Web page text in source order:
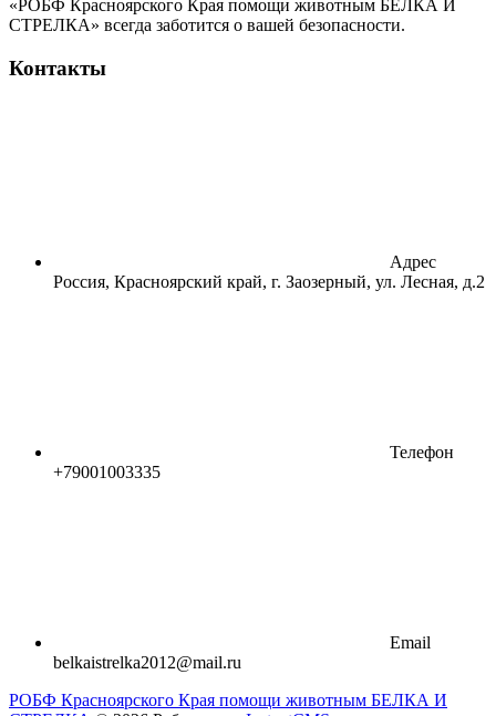
«РОБФ Красноярского Края помощи животным БЕЛКА И
СТРЕЛКА» всегда заботится о вашей безопасности.
Контакты
Адрес
Россия, Красноярский край, г. Заозерный, ул. Лесная, д.2
Телефон
+79001003335
Email
belkaistrelka2012@mail.ru
РОБФ Красноярского Края помощи животным БЕЛКА И